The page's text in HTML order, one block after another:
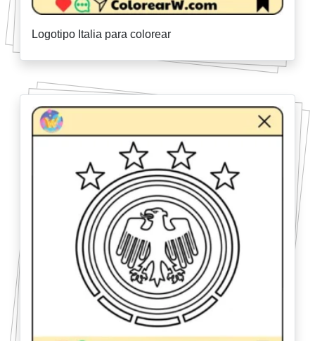
Logotipo Italia para colorear